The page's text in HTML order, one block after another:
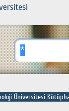
Üniversitesi